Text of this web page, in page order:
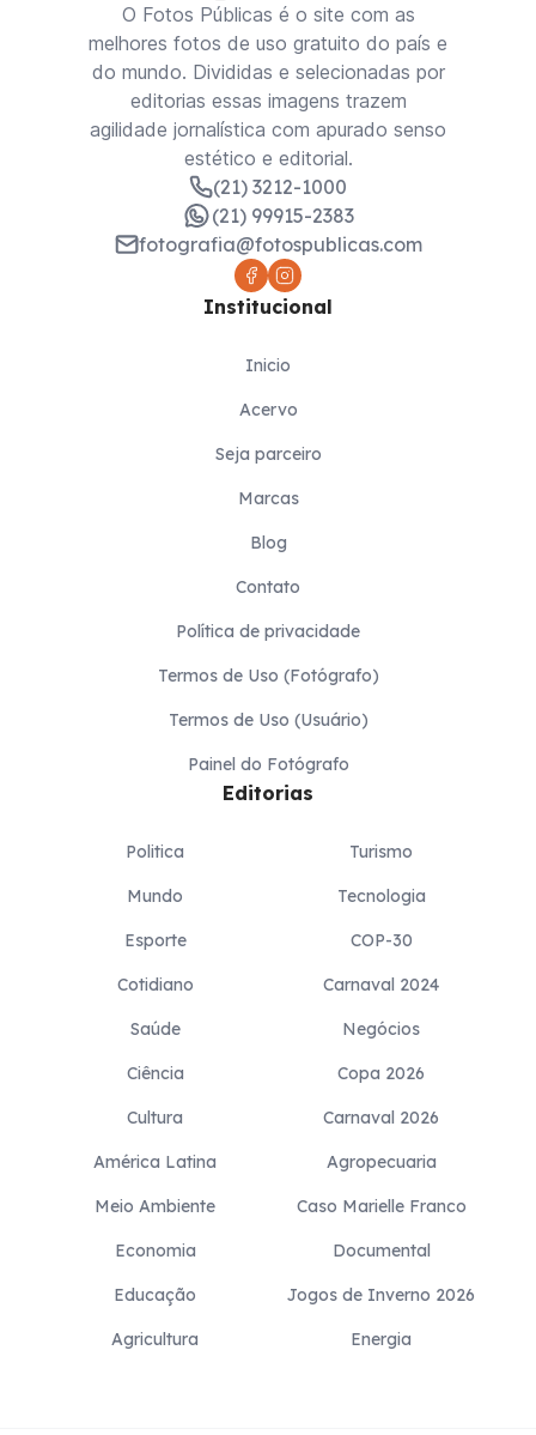
O Fotos Públicas é o site com as
melhores fotos de uso gratuito do país e
do mundo. Divididas e selecionadas por
editorias essas imagens trazem
agilidade jornalística com apurado senso
estético e editorial.
(21) 3212-1000
(21) 99915-2383
fotografia@fotospublicas.com
Institucional
Inicio
Acervo
Seja parceiro
Marcas
Blog
Contato
Política de privacidade
Termos de Uso (Fotógrafo)
Termos de Uso (Usuário)
Painel do Fotógrafo
Editorias
Politica
Mundo
Esporte
Cotidiano
Saúde
Ciência
Cultura
América Latina
Meio Ambiente
Economia
Educação
Agricultura
Turismo
Tecnologia
COP-30
Carnaval 2024
Negócios
Copa 2026
Carnaval 2026
Agropecuaria
Caso Marielle Franco
Documental
Jogos de Inverno 2026
Energia